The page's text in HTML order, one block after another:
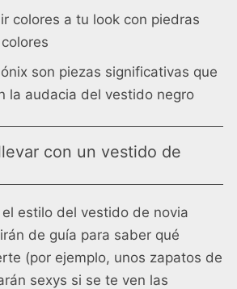
colores a tu look con piedras
son piezas significativas que
la audacia del vestido negro
con un vestido de
estilo del vestido de novia
de guía para saber qué
(por ejemplo, unos zapatos de
sexys si se te ven las